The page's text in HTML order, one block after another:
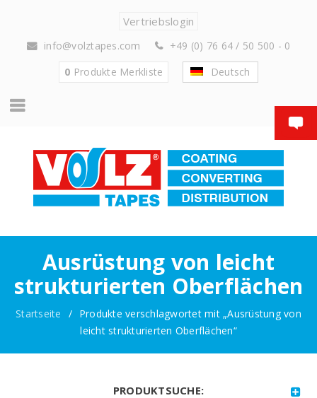
Vertriebslogin
info@volztapes.com
+49 (0) 76 64 / 50 500 - 0
0 Produkte Merkliste Deutsch
Ausrüstung von leicht
strukturierten Oberflächen
Startseite / Produkte verschlagwortet mit „Ausrüstung von
leicht strukturierten Oberflächen“
PRODUKTSUCHE: